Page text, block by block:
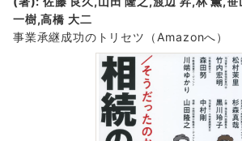
一樹,高橋 大二
事業承継成功のトリセツ
（Amazonへ）